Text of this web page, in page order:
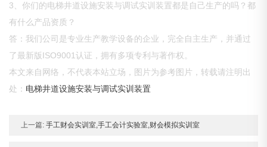
3、你们的电梯井道设施安装与调试实训装置都是自己生产的吗？都
有什么产品资质？
答：我们公司是专业生产教学设备的企业，完全自主生产，并通过
了最新版ISO9001认证，拥有多项专利与著作权。
本文来自网络，不代表本站立场，图片为参考图片，转载请注明出
处： 电梯井道设施安装与调试实训装置
上一篇: 手工财会实训室,手工会计实验室,财会模拟实训室